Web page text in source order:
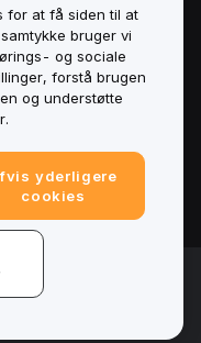
for at få siden til at
bruger vi
og sociale
forstå brugen
og understøtte
yderligere
cookies